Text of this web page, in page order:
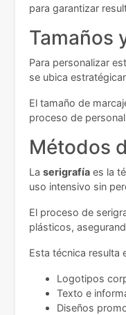
para garantizar
Tamaños
Para personalizar
se ubica
El tamaño de
proceso de
Métodos
La serigrafía es la
uso intensivo sin
El proceso de
plásticos,
Esta técnica resulta
Logotipos
Texto e
Diseños